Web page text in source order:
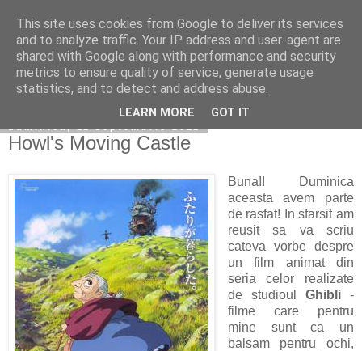
Copilarim
Howl's Moving Castle
Buna!! Duminica
aceasta avem parte
de rasfat! In sfarsit am
reusit sa va scriu
cateva vorbe despre
un film animat din
seria celor realizate
de studioul Ghibli-
filme care pentru
mine sunt ca un
balsam pentru ochi,
This site uses cookies from Google to deliver its services
and to analyze traffic. Your IP address and user-agent are
shared with Google along with performance and security
metrics to ensure quality of service, generate usage
statistics, and to detect and address abuse.
LEARN MORE GOT IT